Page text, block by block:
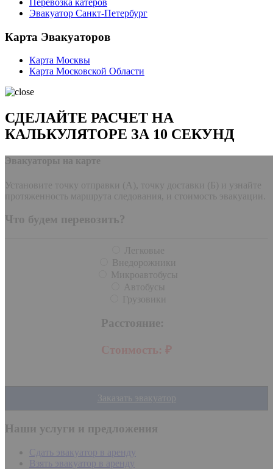
Эвакуатор Санкт-Петербург
Карта Эвакуаторов
Карта Москвы
Карта Московской Области
СДЕЛАЙТЕ РАСЧЕТ НА
КАЛЬКУЛЯТОРЕ ЗА 10 СЕКУНД
Эвакуаторы на карте
Установите точку отправки (А), точку доставки (Б) и узнайте
протяженность маршрута следования, и стоимость эвакуации.
Что будем перевозить?
Легковые
Внедорожники
Микроавтобусы
Автобусы
Грузовики
Расстояние:
Стоимость: ₽
Заказать эвакуатор
Наши услуги и предложения
Сдать эвакуатор в аренду
Взять эвакуатор в аренду